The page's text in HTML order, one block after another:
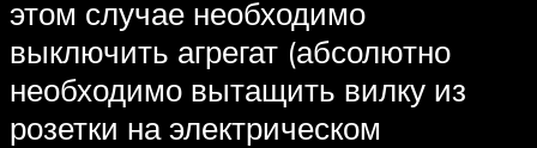
этом случае необходимо
выключить агрегат (абсолютно
необходимо вытащить вилку из
розетки на электрическом